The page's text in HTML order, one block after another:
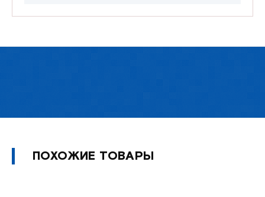
ПОХОЖИЕ ТОВАРЫ